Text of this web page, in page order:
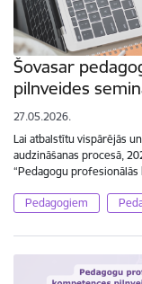
Šovasar
pilnveides
27.05.2026.
Lai atbalstītu vispārējās
audzināšanas procesā,
“Pedagogu
Pedagogiem